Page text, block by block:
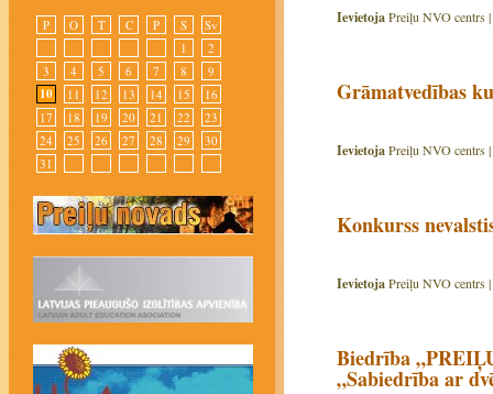
IevietojaPreiļu NVO centrs |
Grāmatvedības
IevietojaPreiļu NVO centrs |
Konkurss
IevietojaPreiļu NVO centrs |
Biedrība
„Sabiedrība ar
P O T C P S
Sv
1
2
3
4 5 6 7 8 9
10 11 12 13 14 15
16
17
18 19 20 21 22
23
24
25 26 27 28 29
30
31